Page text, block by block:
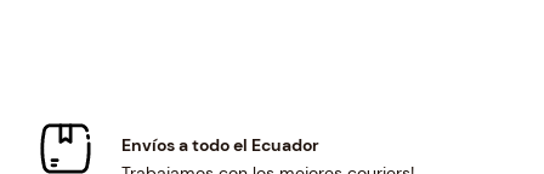
Envíos a todo el Ecuador